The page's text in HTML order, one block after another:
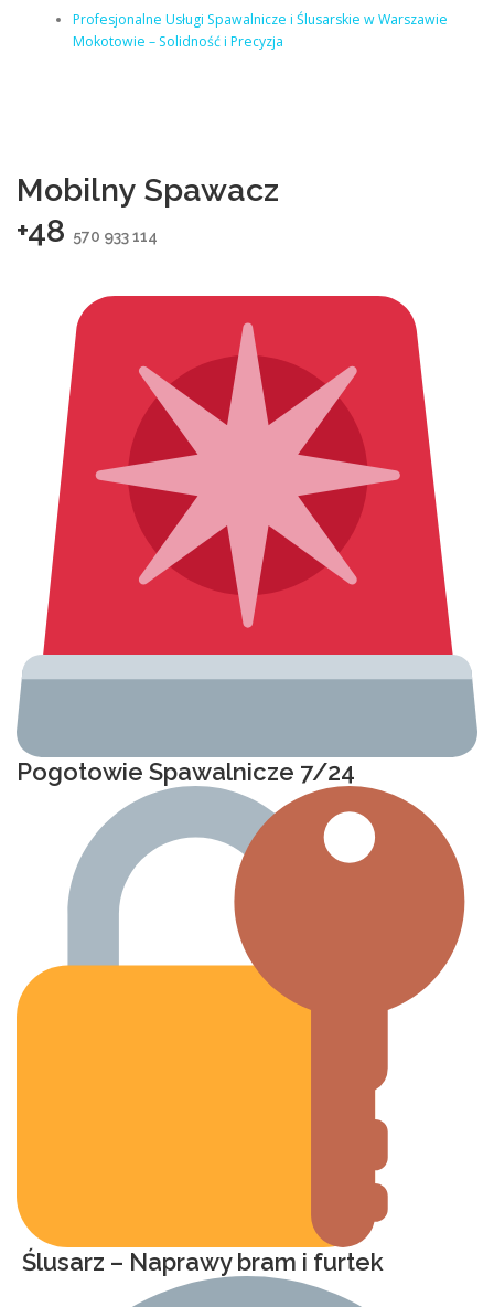
Profesjonalne Usługi Spawalnicze i Ślusarskie w Warszawie
Mokotowie – Solidność i Precyzja
Mobilny Spawacz
+48 570 933 114
Pogotowie Spawalnicze 7/24
Ślusarz – Naprawy bram i furtek